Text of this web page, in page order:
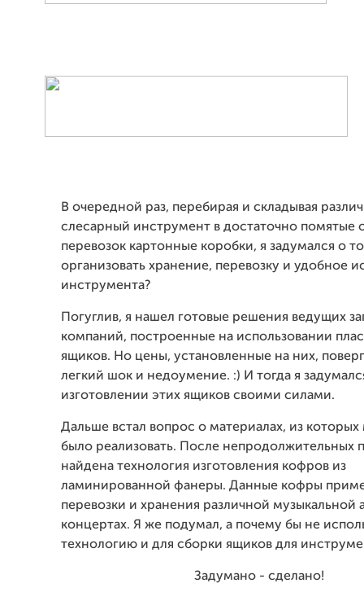
В очередной раз, перебирая и складывая
слесарный инструмент в достаточно помятые
перевозок картонные коробки, я задумался о
организовать хранение, перевозку и удобное
инструмента?
Погуглив, я нашел готовые решения ведущих
компаний, построенные на использовании
ящиков. Но цены, установленные на них,
легкий шок и недоумение. :) И тогда я
изготовлении этих ящиков своими силами.
Дальше встал вопрос о материалах, из
было реализовать. После непродолжительных
найдена технология изготовления кофров из
ламинированной фанеры. Данные кофры
перевозки и хранения различной музыкальной
концертах. Я же подумал, а почему бы не
технологию и для сборки ящиков для
Задумано - сделано!